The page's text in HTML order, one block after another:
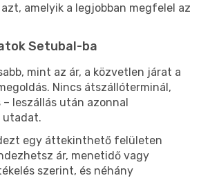
amelyik a legjobban megfelel az
Setubal-ba
mint az ár, a közvetlen járat a
Nincs átszállóterminál,
– leszállás után azonnal
egy áttekinthető felületen
ár, menetidő vagy
szerint, és néhány